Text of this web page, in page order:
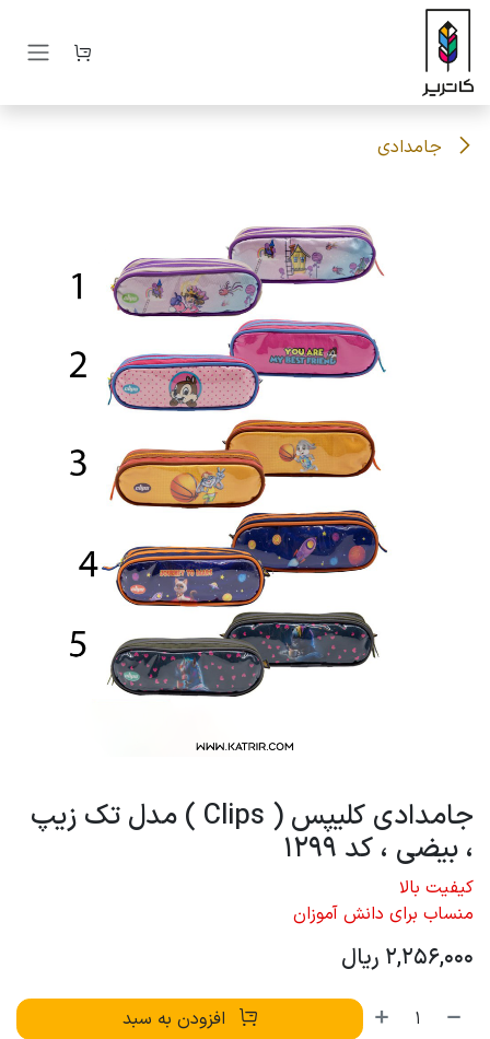
صرف نظر و مشاهده محتوا
جامدادی
جامدادی کلیپس ( Clips ) مدل تک زیپ
، بیضی ، کد 1299
کیفیت بالا
منساب برای دانش آموزان
2,256,000 ریال
افزودن به سبد